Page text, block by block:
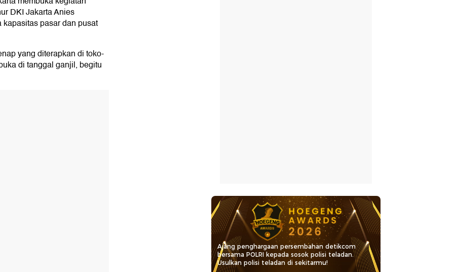
DKI Jakarta Anies
pasar dan pusat
yang diterapkan di toko-
di tanggal ganjil, begitu
Ajang penghargaan persembahan detikcom
bersama POLRI kepada sosok polisi teladan.
Usulkan polisi teladan di sekitarmu!